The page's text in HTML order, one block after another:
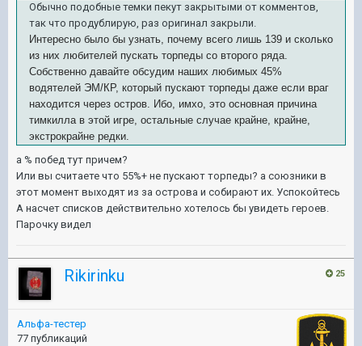
Обычно подобные темки пекут закрытыми от комментов,
так что продублирую, раз оригинал закрыли.
Интересно было бы узнать, почему всего лишь 139 и сколько
из них любителей пускать торпеды со второго ряда.
Собственно давайте обсудим наших любимых 45%
водятелей ЭМ/КР, который пускают торпеды даже если враг
находится через остров. Ибо, имхо, это основная причина
тимкилла в этой игре, остальные случае крайне, крайне,
экстрокрайне редки.
а % побед тут причем?
Или вы считаете что 55%+ не пускают торпеды? а союзники в
этот момент выходят из за острова и собирают их. Успокойтесь
А насчет списков действительно хотелось бы увидеть героев.
Парочку видел
25
Rikirinku
Альфа-тестер
77 публикаций